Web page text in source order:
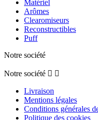
Avis vérifié
5/